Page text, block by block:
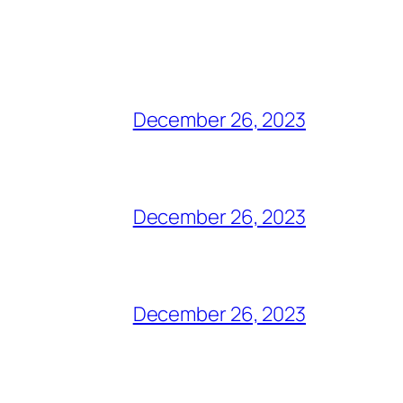
December 26, 2023
December 26, 2023
December 26, 2023